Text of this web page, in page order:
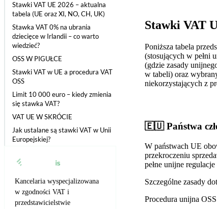
Stawki VAT UE 2026 – aktualna
tabela (UE oraz XI, NO, CH, UK)
Stawka VAT 0% na ubrania
dziecięce w Irlandii – co warto
wiedzieć?
OSS W PIGUŁCE
Stawki VAT w UE a procedura VAT
OSS
Limit 10 000 euro – kiedy zmienia
się stawka VAT?
VAT UE W SKRÓCIE
Jak ustalane są stawki VAT w Unii
Europejskiej?
Kancelaria wyspecjalizowana
w zgodności VAT i
przedstawicielstwie
Stawki VAT
Poniższa tabela
(stosujących w pełni
(gdzie zasady
w tabeli) oraz
niekorzystających z
🇪🇺 Państwa
W państwach UE
przekroczeniu
pełne unijne
Szczególne zasady
Procedura unijna